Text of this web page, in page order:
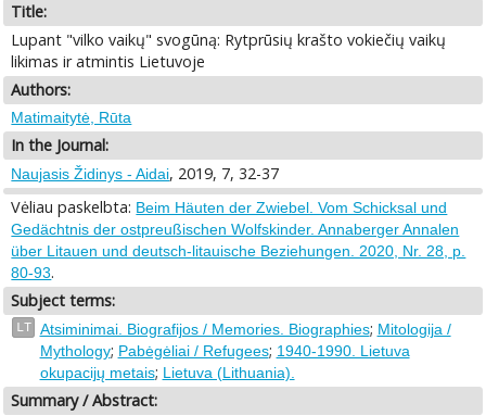
Title:
Lupant "vilko vaikų" svogūną: Rytprūsių krašto vokiečių vaikų
likimas ir atmintis Lietuvoje
Authors:
Matimaitytė, Rūta
In the Journal:
Naujasis Židinys - Aidai, 2019, 7, 32-37
Vėliau paskelbta: Beim Häuten der Zwiebel. Vom Schicksal und
Gedächtnis der ostpreußischen Wolfskinder. Annaberger Annalen
über Litauen und deutsch-litauische Beziehungen. 2020, Nr. 28, p.
80-93.
Subject terms:
LT Atsiminimai. Biografijos / Memories. Biographies; Mitologija /
Mythology; Pabėgėliai / Refugees; 1940-1990. Lietuva
okupacijų metais; Lietuva (Lithuania).
Summary / Abstract: